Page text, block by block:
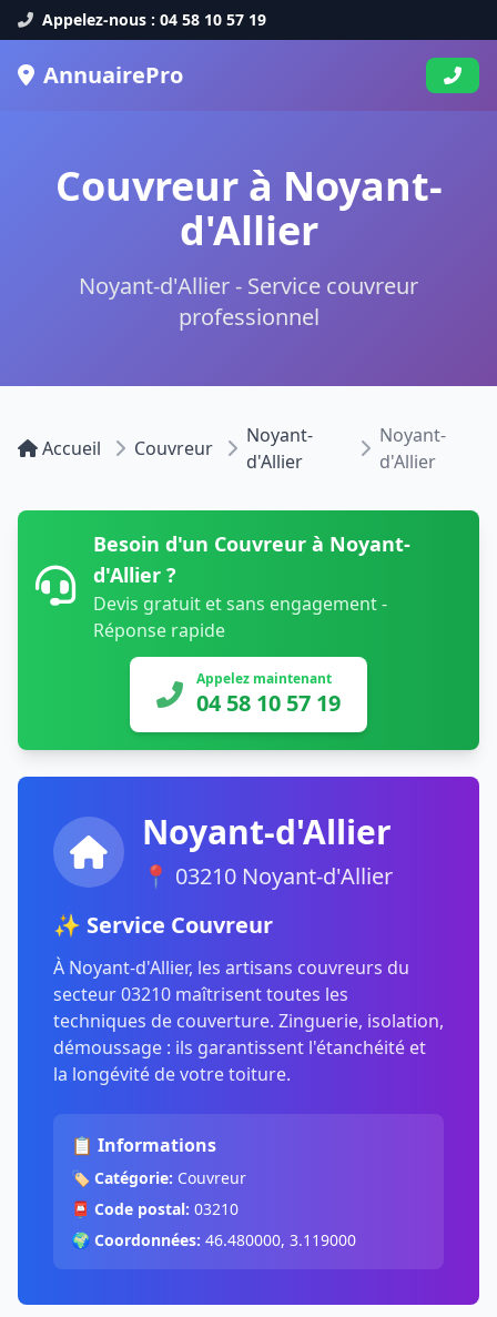
Appelez-nous : 04 58 10 57 19
AnnuairePro
Couvreur à Noyant-
d'Allier
Noyant-d'Allier - Service couvreur
professionnel
Accueil Couvreur
Noyant-
d'Allier
Noyant-
d'Allier
Besoin d'un Couvreur à Noyant-
d'Allier ?
Devis gratuit et sans engagement -
Réponse rapide
Appelez maintenant
04 58 10 57 19
Noyant-d'Allier
📍 03210 Noyant-d'Allier
✨ Service Couvreur
À Noyant-d'Allier, les artisans couvreurs du
secteur 03210 maîtrisent toutes les
techniques de couverture. Zinguerie, isolation,
démoussage : ils garantissent l'étanchéité et
la longévité de votre toiture.
📋 Informations
🏷️ Catégorie: Couvreur
📮 Code postal: 03210
🌍 Coordonnées: 46.480000, 3.119000